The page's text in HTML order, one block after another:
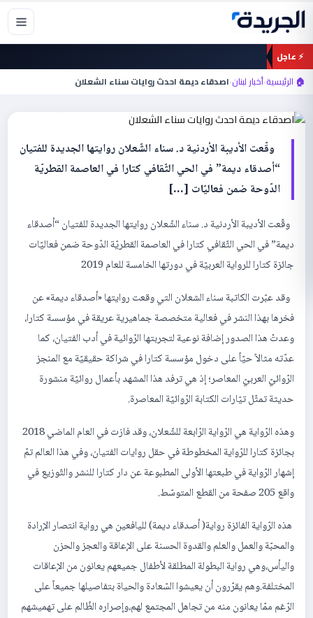
تخطي
المحتوى
⚡ عاجل
🏠 الرئيسية›أخبار لبنان›اصدقاء ديمة احدث روايات سناء الشعلان أخبار لبنان
وقّعت الأديبة الأردنية د. سناء الشّعلان روايتها الجديدة للفتيان
“أصدقاء ديمة” في الحي الثّقافي كتارا في العاصمة القطريّة
الدّوحة ضمن فعاليّات […]
وقّعت الأديبة الأردنية د. سناء الشّعلان روايتها الجديدة للفتيان “أصدقاء
ديمة” في الحي الثّقافي كتارا في العاصمة القطريّة الدّوحة ضمن فعاليّات
جائزة كتارا للرواية العربيّة في دورتها الخامسة للعام 2019
وقد عبّرت الكاتبة سناء الشعلان التي وقعت روايتها «أصدقاء ديمة» عن
فخرها بهذا النشر في فعالية متخصصة جماهيرية عريقة في مؤسسة كتارا،
وعدتْ هذا الصدور إضافة نوعية لتجربتها الرّوائية في أدب الفتيان، كما
عدّته مثالاً حيّاً على دخول مؤسسة كتارا في شراكة حقيقيّة مع المنجز
الرّوائيّ العربيّ المعاصر؛ إذ هي ترفد هذا المشهد بأعمال روائيّة منشورة
حديثة تمثّل تيّارات الكتابة الرّوائيّة المعاصرة.
وهذه الرّواية هي الرّواية الرّابعة للشّعلان، وقد فازت في العام الماضي 2018
بجائزة كتارا للرّواية المخطوطة في حقل روايات الفتيان، وفي هذا العالم تمّ
إشهار الرّواية في طبعتها الأولى المطبوعة عن دار كتارا للنشر والتّوزيع في
واقع 205 صفحة من القطع المتوسّط.
هذه الرّواية الفائزة رواية( أصدقاء ديمة) لليافعين هي رواية انتصار الإرادة
والمحبّة والعمل والعلم والقدوة الحسنة على الإعاقة والعجز والحزن
واليأس،وهي رواية البطولة المطلقة لأطفال جميعهم يعانون من الإعاقات
المختلفة.وهم يقرّرون أن يعيشوا السّعادة والحياة بتفاصيلها جميعاً على
الرّغم ممّا يعانون منه من تجاهل المجتمع لهم،وإصراره الظّالم على تهميشهم